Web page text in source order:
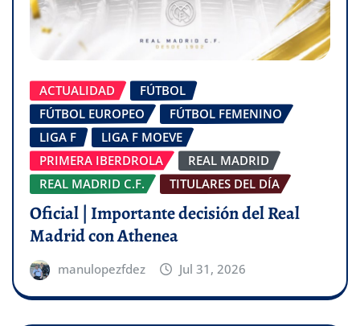
ACTUALIDAD
FÚTBOL
FÚTBOL EUROPEO
FÚTBOL FEMENINO
LIGA F
LIGA F MOEVE
PRIMERA IBERDROLA
REAL MADRID
REAL MADRID C.F.
TITULARES DEL DÍA
Oficial | Importante decisión del Real
Madrid con Athenea
manulopezfdez Jul 31, 2026